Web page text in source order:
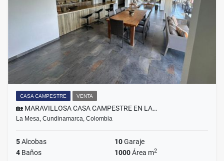
CASA CAMPESTRE VENTA
🏡 MARAVILLOSA CASA CAMPESTRE EN LA…
La Mesa, Cundinamarca, Colombia
5Alcobas 10Garaje
4 Baños 1000Área m2